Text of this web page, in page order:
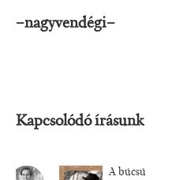
–nagyvendégi–
Kapcsolódó írásunk
A búcsú